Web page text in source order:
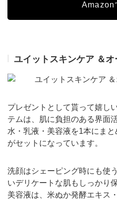
Amazon
ユイットスキンケア ＆
プレゼントとして貰って嬉し
テムは、肌に負担のある界面
水・乳液・美容液を1本にま
がセットになっています。
洗顔はシェーピング時にも使
いデリケートな肌もしっかり
美容液は、米ぬか発酵エキス